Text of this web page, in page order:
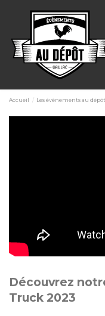
Accueil Les évènements au dépôt
Découvrez
Truck 2023